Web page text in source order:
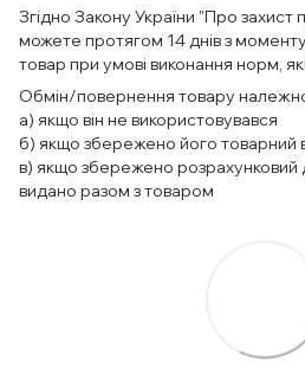
Згідно Закону України "Про захист
можете протягом 14 днів з
товар при умові виконання норм,
Обмін/повернення товару
а) якщо він не використовувався
б) якщо збережено його товарний
в) якщо збережено розрахунковий
видано разом з товаром